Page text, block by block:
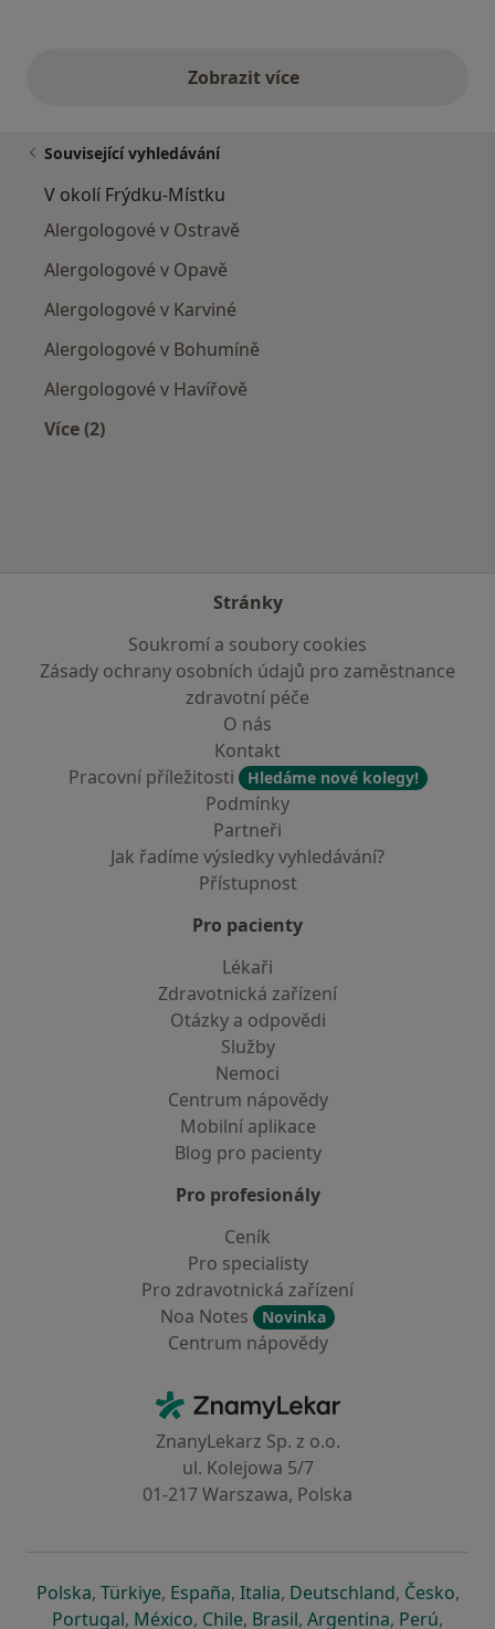
Zobrazit vícevýše uvedené názory
Související vyhledávání
V okolí Frýdku-Místku
Alergologové v Ostravě
Alergologové v Opavě
Alergologové v Karviné
Alergologové v Bohumíně
Alergologové v Havířově
Více (2)
Stránky
Soukromí a soubory cookies
Zásady ochrany osobních údajů pro zaměstnance
zdravotní péče
O nás
Kontakt
Pracovní příležitosti
Hledáme nové kolegy!
Podmínky
Partneři
Jak řadíme výsledky vyhledávání?
Přístupnost
Pro pacienty
Lékaři
Zdravotnická zařízení
Otázky a odpovědi
Služby
Nemoci
Centrum nápovědy
Mobilní aplikace
Blog pro pacienty
Pro profesionály
Ceník
Pro specialisty
Pro zdravotnická zařízení
Noa Notes
Novinka
Centrum nápovědy
ZnamyLekar - Hlavní stránka
ZnanyLekarz Sp. z o.o.
ul. Kolejowa 5/7
01-217 Warszawa, Polska
Polskase otevře v nové záložce
, Türkiyese otevře v nové záložce
, Españase otevře v nové záložce
, Italiase otevře v nové záložce
, Deutschlandse otevře v
, Českose
,
Portugalse otevře v nové záložce
, Méxicose otevře v nové záložce
, Chilese otevře v nové záložce
, Brasilse otevře v nové
, Argentinase otevře v
, Perúse
,